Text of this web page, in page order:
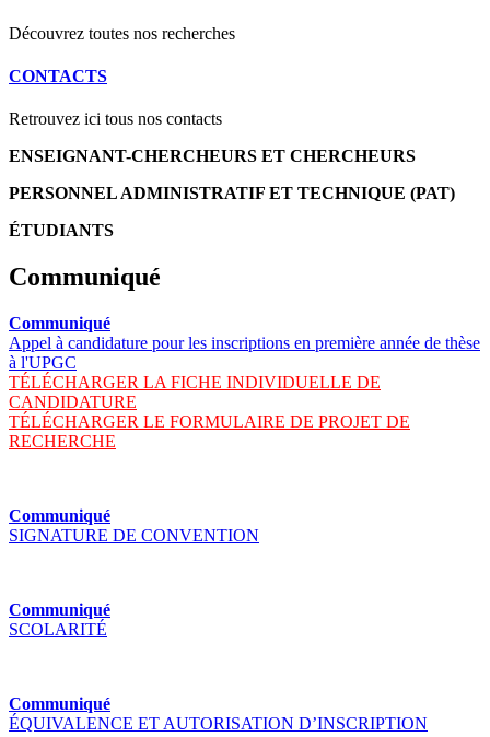
Découvrez toutes nos recherches
CONTACTS
Retrouvez ici tous nos contacts
ENSEIGNANT-CHERCHEURS ET CHERCHEURS
PERSONNEL ADMINISTRATIF ET TECHNIQUE (PAT)
ÉTUDIANTS
Communiqué
Communiqué
Appel à candidature pour les inscriptions en première année de thèse
à l'UPGC
TÉLÉCHARGER LA FICHE INDIVIDUELLE DE
CANDIDATURE
TÉLÉCHARGER LE FORMULAIRE DE PROJET DE
RECHERCHE
Communiqué
SIGNATURE DE CONVENTION
Communiqué
SCOLARITÉ
Communiqué
ÉQUIVALENCE ET AUTORISATION D’INSCRIPTION